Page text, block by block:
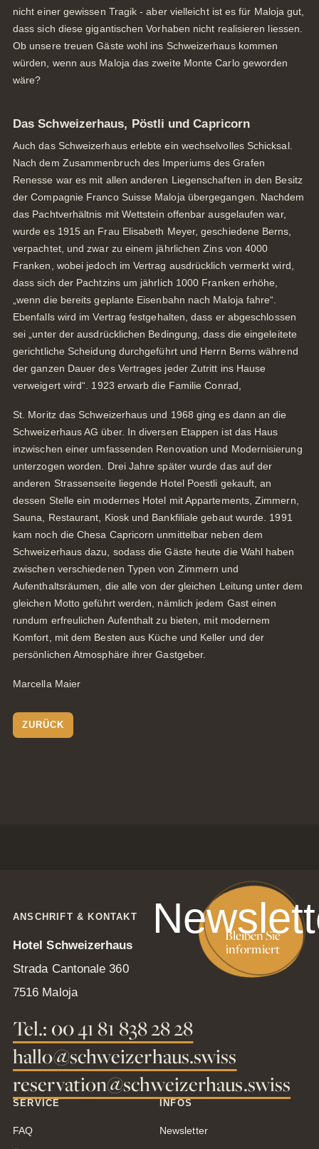
nicht einer gewissen Tragik - aber vielleicht ist es für Maloja gut,
dass sich diese gigantischen Vorhaben nicht realisieren liessen.
Ob unsere treuen Gäste wohl ins Schweizerhaus kommen
würden, wenn aus Maloja das zweite Monte Carlo geworden
wäre?
Das Schweizerhaus, Pöstli und Capricorn
Auch das Schweizerhaus erlebte ein wechselvolles Schicksal.
Nach dem Zusammenbruch des Imperiums des Grafen
Renesse war es mit allen anderen Liegenschaften in den Besitz
der Compagnie Franco Suisse Maloja übergegangen. Nachdem
das Pachtverhältnis mit Wettstein offenbar ausgelaufen war,
wurde es 1915 an Frau Elisabeth Meyer, geschiedene Berns,
verpachtet, und zwar zu einem jährlichen Zins von 4000
Franken, wobei jedoch im Vertrag ausdrücklich vermerkt wird,
dass sich der Pachtzins um jährlich 1000 Franken erhöhe,
„wenn die bereits geplante Eisenbahn nach Maloja fahre“.
Ebenfalls wird im Vertrag festgehalten, dass er abgeschlossen
sei „unter der ausdrücklichen Bedingung, dass die eingeleitete
gerichtliche Scheidung durchgeführt und Herrn Berns während
der ganzen Dauer des Vertrages jeder Zutritt ins Hause
verweigert wird“. 1923 erwarb die Familie Conrad,
St. Moritz das Schweizerhaus und 1968 ging es dann an die
Schweizerhaus AG über. In diversen Etappen ist das Haus
inzwischen einer umfassenden Renovation und Modernisierung
unterzogen worden. Drei Jahre später wurde das auf der
anderen Strassenseite liegende Hotel Poestli gekauft, an
dessen Stelle ein modernes Hotel mit Appartements, Zimmern,
Sauna, Restaurant, Kiosk und Bankfiliale gebaut wurde. 1991
kam noch die Chesa Capricorn unmittelbar neben dem
Schweizerhaus dazu, sodass die Gäste heute die Wahl haben
zwischen verschiedenen Typen von Zimmern und
Aufenthaltsräumen, die alle von der gleichen Leitung unter dem
gleichen Motto geführt werden, nämlich jedem Gast einen
rundum erfreulichen Aufenthalt zu bieten, mit modernem
Komfort, mit dem Besten aus Küche und Keller und der
persönlichen Atmosphäre ihrer Gastgeber.
Marcella Maier
ZURÜCK
Bleiben Sie
informiert
ANSCHRIFT & KONTAKT
Hotel Schweizerhaus
Strada Cantonale 360
7516 Maloja
Tel.: 00 41 81 838 28 28
hallo@schweizerhaus.swiss
reservation@schweizerhaus.swiss
SERVICE
FAQ
INFOS
Newsletter